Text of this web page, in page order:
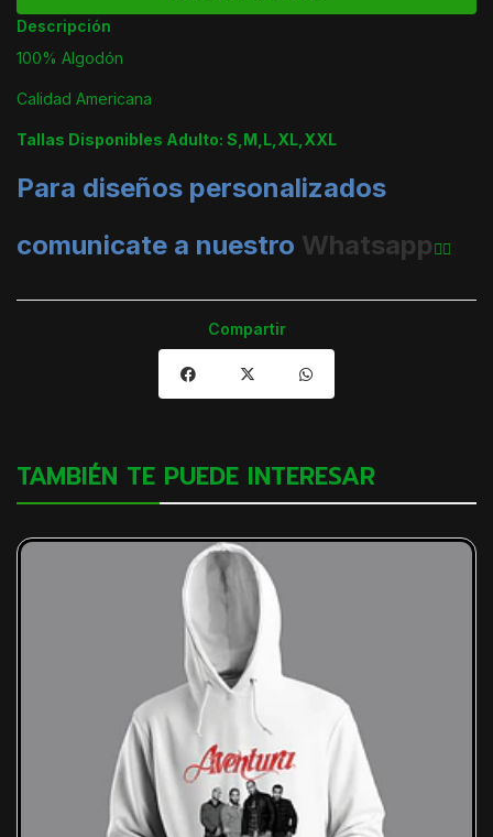
Descripción
100% Algodón
Calidad Americana
Tallas Disponibles Adulto: S,M,L,XL,XXL
Para diseños personalizados
comunicate a nuestro Whatsapp👈🏼
Compartir
TAMBIÉN TE PUEDE INTERESAR